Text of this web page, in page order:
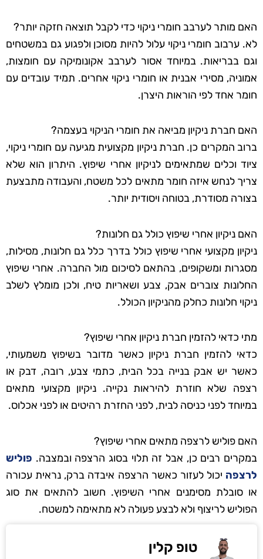
האם מותר לערבב חומרי ניקוי כדי לקבל תוצאה חזקה יותר?
לא. ערבוב חומרי ניקוי עלול להיות מסוכן ולפגוע גם במשטחים
וגם בבריאות. במיוחד אסור לערבב אקונומיקה עם חומצות,
אמוניה, מסירי אבנית או חומרי ניקוי אחרים. תמיד עובדים עם
חומר אחד לפי הוראות היצרן.
האם חברת ניקיון מביאה את חומרי הניקוי בעצמה?
ברוב המקרים כן. חברת ניקיון מקצועית מגיעה עם חומרי ניקוי,
ציוד וכלים שמתאימים לניקיון אחרי שיפוץ. היתרון הוא שלא
צריך לנחש איזה חומר מתאים לכל משטח, והעבודה מתבצעת
בצורה מסודרת, בטוחה ויסודית יותר.
האם ניקיון אחרי שיפוץ כולל גם חלונות?
ניקיון מקצועי אחרי שיפוץ כולל בדרך כלל גם חלונות, מסילות,
מסגרות ומשקופים, בהתאם לסיכום מול החברה. אחרי שיפוץ
החלונות צוברים אבק, צבע ושאריות טיח, ולכן מומלץ לשלב
ניקוי חלונות כחלק מהניקיון הכולל.
מתי כדאי להזמין חברת ניקיון אחרי שיפוץ?
כדאי להזמין חברת ניקיון כאשר מדובר בשיפוץ משמעותי,
כאשר יש אבק בנייה בכל הבית, כתמי צבע, רובה, דבק או
רצפה שלא חוזרת להיראות נקייה. ניקיון מקצועי מתאים
במיוחד לפני כניסה לבית, לפני החזרת רהיטים או לפני אכלוס.
האם פוליש לרצפה מתאים אחרי שיפוץ?
במקרים רבים כן, אבל זה תלוי בסוג הרצפה ובמצבה. פוליש
לרצפה יכול לעזור כאשר הרצפה איבדה ברק, נראית עכורה
או סובלת מסימנים אחרי השיפוץ. חשוב להתאים את סוג
הפוליש לריצוף ולא לבצע פעולה לא מתאימה למשטח.
טופ קלין